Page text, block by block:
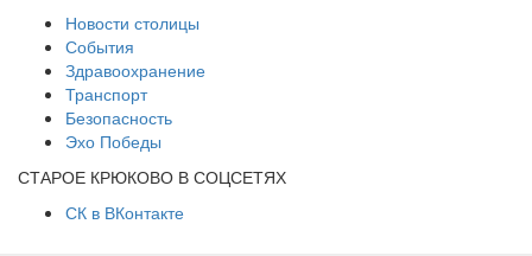
Новости столицы
События
Здравоохранение
Транспорт
Безопасность
Эхо Победы
СТАРОЕ КРЮКОВО В СОЦСЕТЯХ
СК в ВКонтакте